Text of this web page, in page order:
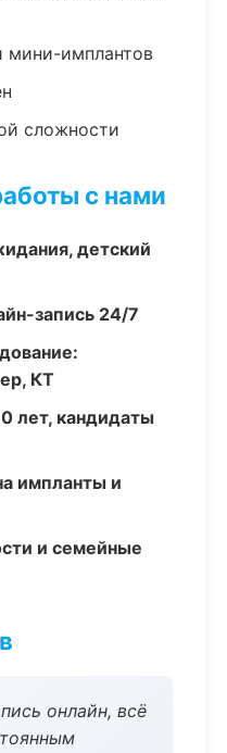
мини-имплантов
сложности
с нами
детский
запись 24/7
КТ
лет, кандидаты
импланты и
и семейные
онлайн, всё